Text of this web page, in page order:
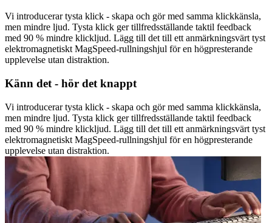
Vi introducerar tysta klick - skapa och gör med samma klickkänsla,
men mindre ljud. Tysta klick ger tillfredsställande taktil feedback
med 90 % mindre klickljud. Lägg till det till ett anmärkningsvärt tyst
elektromagnetiskt MagSpeed-rullningshjul för en högpresterande
upplevelse utan distraktion.
Känn det - hör det knappt
Vi introducerar tysta klick - skapa och gör med samma klickkänsla,
men mindre ljud. Tysta klick ger tillfredsställande taktil feedback
med 90 % mindre klickljud. Lägg till det till ett anmärkningsvärt tyst
elektromagnetiskt MagSpeed-rullningshjul för en högpresterande
upplevelse utan distraktion.